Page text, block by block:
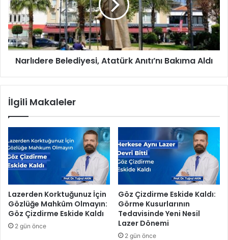
ü
s
t
d
ü
ı
d
e
r
e
s
i
,
a
t
r
Narlıdere Belediyesi, Atatürk Anıtı’nı Bakıma Aldı
İlgili Makaleler
Lazerden Korktuğunuz İçin
Gözlüğe Mahkûm Olmayın:
Göz Çizdirme Eskide Kaldı
2 gün önce
Göz Çizdirme Eskide Kaldı:
Görme Kusurlarının
Tedavisinde Yeni Nesil
Lazer Dönemi
2 gün önce